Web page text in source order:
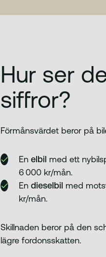
Hur ser
siffror?
Förmånsvärdet beror på
En elbil med ett
6 000 kr/mån.
En dieselbil med
kr/mån.
Skillnaden beror på den
lägre fordonsskatten.